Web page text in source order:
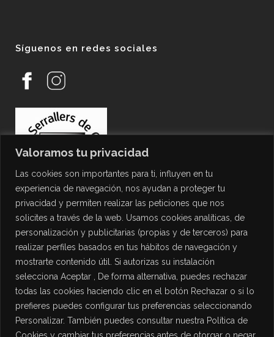
Valoramos tu privacidad
Las cookies son importantes para ti, influyen en tu
experiencia de navegación, nos ayudan a proteger tu
privacidad y permiten realizar las peticiones que nos
solicites a través de la web. Usamos cookies analíticas, de
personalización y publicitarias (propias y de terceros) para
realizar perfiles basados en tus hábitos de navegación y
mostrarte contenido útil. Si autorizas su instalación
selecciona Aceptar , De forma alternativa, puedes rechazar
todas las cookies haciendo clic en el botón Rechazar o si lo
prefieres puedes configurar tus preferencias seleccionando
Personalizar. También puedes consultar nuestra Política de
Cookies y cambiar tus preferencias antes de otorgar o negar
Síguenos en redes sociales
PROTECCIÓN DE DATOS
Política de Privacidad
Política de Cookies
Aviso Legal